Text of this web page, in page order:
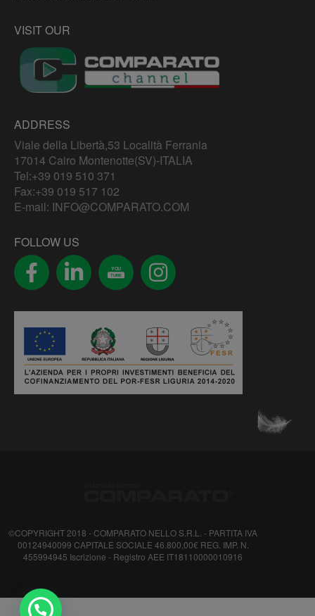
VISIT OUR
ADDRESS
Viale della Libertà,53 Località Ferrania
17014 Cairo Montenotte(SV)-ITALIA
Tel:+39 019 510 371
Fax:+39 019 517 102
E-mail: INFO@COMPARATO.COM
FOLLOW US
YOU
TUBE
©COPYRIGHT 2018 - COMPARATO NELLO S.R.L. - PARTITA IVA
00124940099 CAPITALE SOCIALE 46.800,00€ REG. IMP. N.
455994945 Iscrizione - Registro AEE IT18110000010916